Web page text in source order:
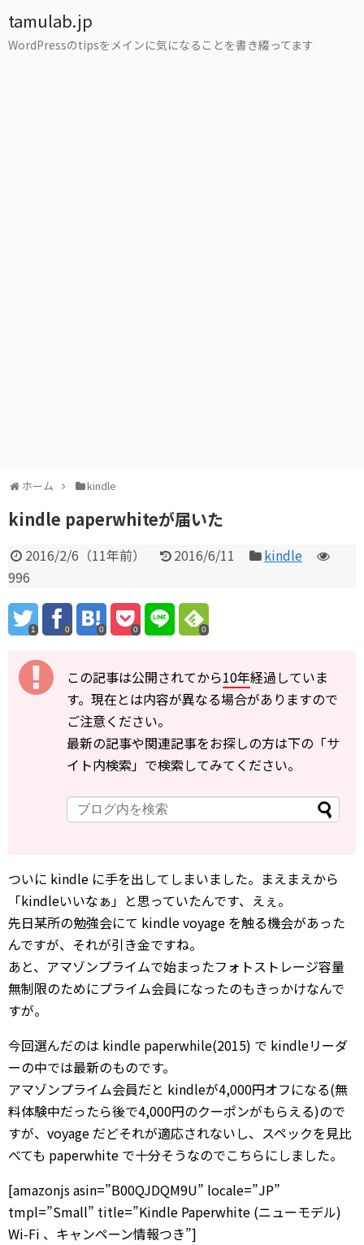
tamulab.jp
WordPressのtipsをメインに気になることを書き綴ってます
ホーム kindle
kindle paperwhiteが届いた
2016/2/6 （11年前） 2016/6/11
kindle
996
1 0 0 0 0
この記事は公開されてから10年経過していま
す。現在とは内容が異なる場合がありますので
ご注意ください。
最新の記事や関連記事をお探しの方は下の「サ
イト内検索」で検索してみてください。
ついに kindle に手を出してしまいました。まえまえから
「kindleいいなぁ」と思っていたんです、えぇ。
先日某所の勉強会にて kindle voyage を触る機会があった
んですが、それが引き金ですね。
あと、アマゾンプライムで始まったフォトストレージ容量
無制限のためにプライム会員になったのもきっかけなんで
すが。
今回選んだのは kindle paperwhile(2015) で kindleリーダ
ーの中では最新のものです。
アマゾンプライム会員だと kindleが4,000円オフになる(無
料体験中だったら後で4,000円のクーポンがもらえる)ので
すが、voyage だどそれが適応されないし、スペックを見比
べても paperwhite で十分そうなのでこちらにしました。
[amazonjs asin=”B00QJDQM9U” locale=”JP”
tmpl=”Small” title=”Kindle Paperwhite (ニューモデル)
Wi-Fi 、キャンペーン情報つき”]